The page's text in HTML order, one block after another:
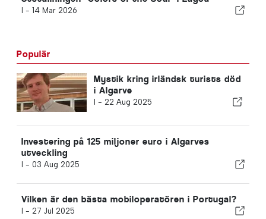
I - 14 Mar 2026
Populär
Mystik kring irländsk turists död
i Algarve
I - 22 Aug 2025
Investering på 125 miljoner euro i Algarves
utveckling
I - 03 Aug 2025
Vilken är den bästa mobiloperatören i Portugal?
I - 27 Jul 2025